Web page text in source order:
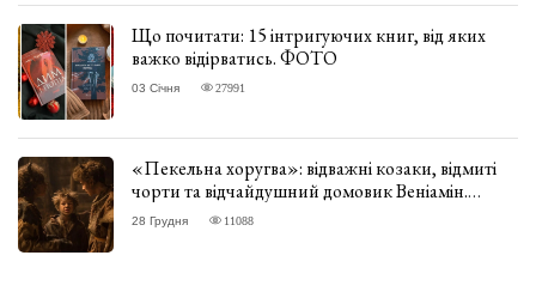
Що почитати: 15 інтригуючих книг, від яких
важко відірватись. ФОТО
03 Січня 27991
«Пекельна хоругва»: відважні козаки, відмиті
чорти та відчайдушний домовик Веніамін.
ВІДГУК
28 Грудня 11088